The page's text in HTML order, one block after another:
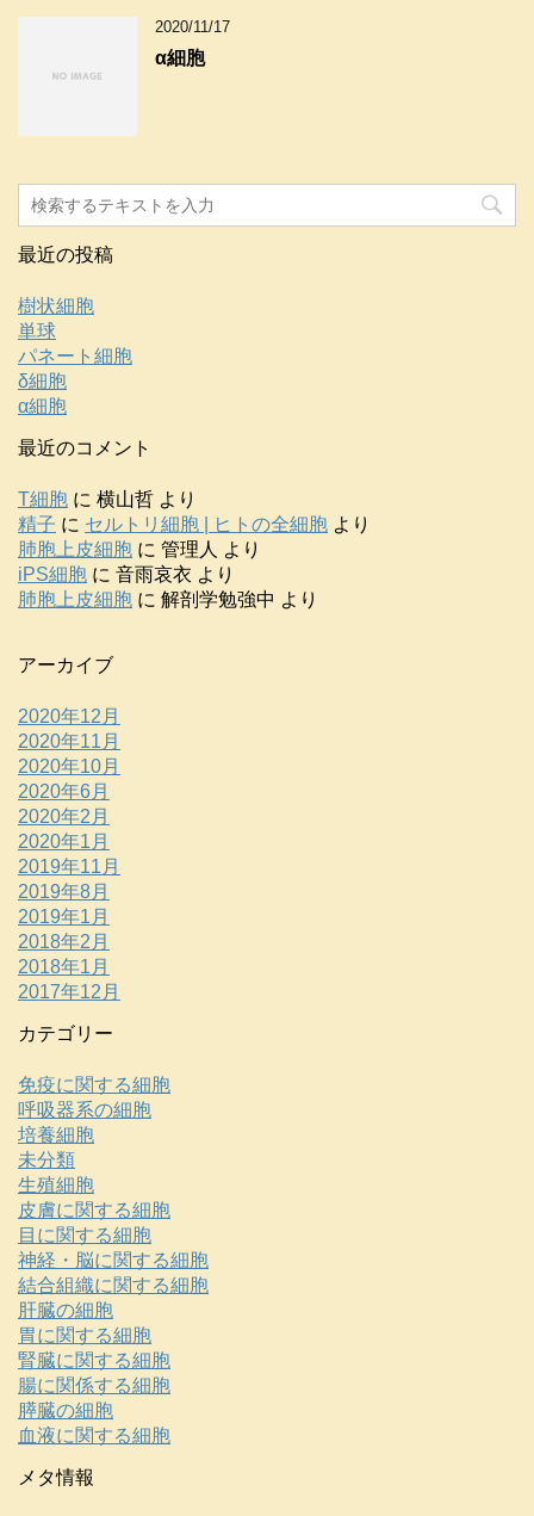
2020/11/17
α細胞
最近の投稿
樹状細胞
単球
パネート細胞
δ細胞
α細胞
最近のコメント
T細胞 に 横山哲 より
精子 に セルトリ細胞 | ヒトの全細胞 より
肺胞上皮細胞 に 管理人 より
iPS細胞 に 音雨哀衣 より
肺胞上皮細胞 に 解剖学勉強中 より
アーカイブ
2020年12月
2020年11月
2020年10月
2020年6月
2020年2月
2020年1月
2019年11月
2019年8月
2019年1月
2018年2月
2018年1月
2017年12月
カテゴリー
免疫に関する細胞
呼吸器系の細胞
培養細胞
未分類
生殖細胞
皮膚に関する細胞
目に関する細胞
神経・脳に関する細胞
結合組織に関する細胞
肝臓の細胞
胃に関する細胞
腎臓に関する細胞
腸に関係する細胞
膵臓の細胞
血液に関する細胞
メタ情報